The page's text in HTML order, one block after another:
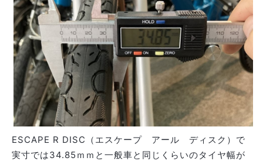
ESCAPE R DISC（エスケープ アール ディスク）で
実寸では34.85ｍｍと一般車と同じくらいのタイヤ幅が